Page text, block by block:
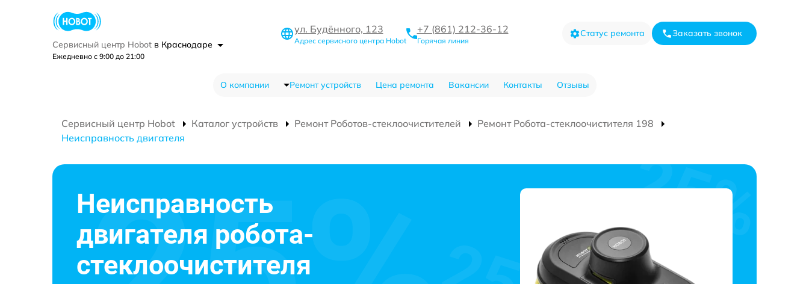
Сервисный центр Hobot в Краснодаре
Ежедневно с 9:00 до 21:00
ул. Будённого, 123
Адрес сервисного центра Hobot
+7 (861) 212-36-12
Горячая линия
Статус ремонта Заказать звонок
О компании Ремонт устройств Цена ремонта Вакансии Контакты Отзывы
Сервисный центр Hobot Каталог устройств Ремонт Роботов-стеклоочистителей
Ремонт Робота-стеклоочистителя 198
Неисправность двигателя
Неисправность
двигателя робота-
стеклоочистителя